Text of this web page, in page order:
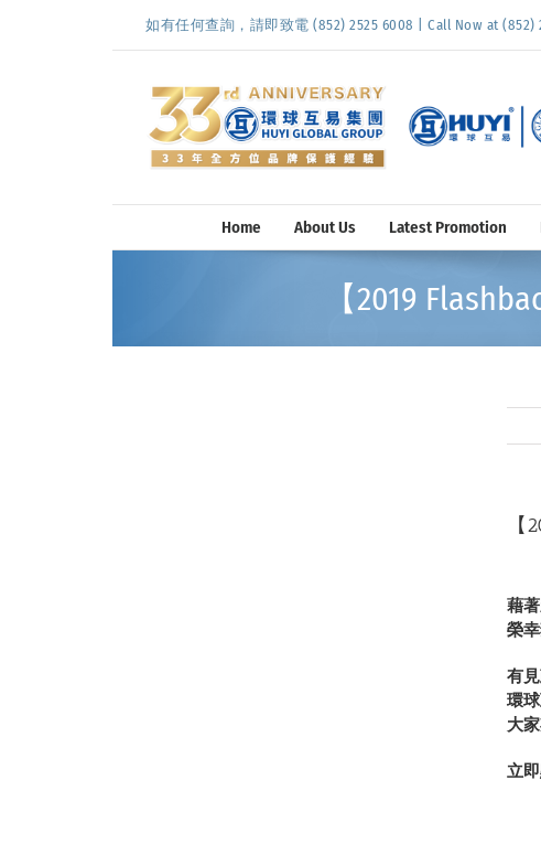
如有任何查詢，請即致電 (852) 2525 6008 | Call Now at (852)
Home About Us Latest Promotion
【2019
藉
榮
有
環
大
立